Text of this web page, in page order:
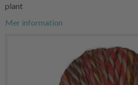
plant
Mer information